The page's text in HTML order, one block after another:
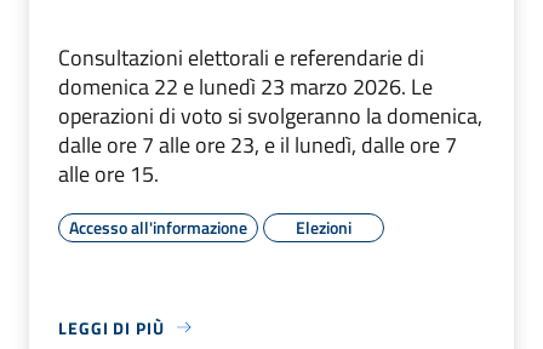
Consultazioni elettorali e referendarie di
domenica 22 e lunedì 23 marzo 2026. Le
operazioni di voto si svolgeranno la domenica,
dalle ore 7 alle ore 23, e il lunedì, dalle ore 7
alle ore 15.
Accesso all'informazione Elezioni
LEGGI DI PIÙ